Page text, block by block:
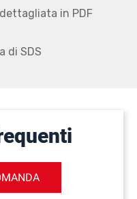
in PDF
di SDS